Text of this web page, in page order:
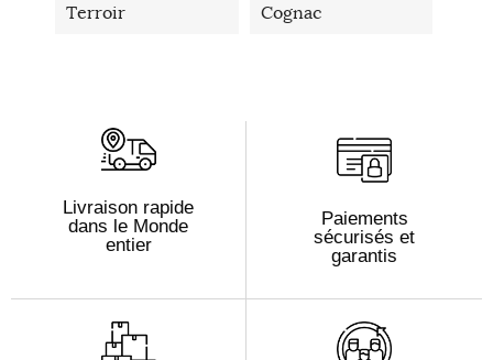
Terroir Cognac
Livraison rapide
dans le Monde
entier
Paiements
sécurisés et
garantis